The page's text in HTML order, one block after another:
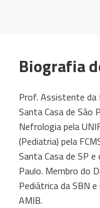
Biografia
Prof. Assistente da
Santa Casa de São
Nefrologia pela
(Pediatria) pela
Santa Casa de SP
Paulo. Membro do
Pediátrica da SBN
AMIB.